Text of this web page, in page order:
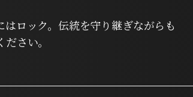
ロック。伝統を守り継ぎながらも
さい。